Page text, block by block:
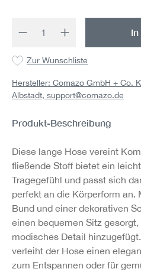
Produkt Anzahl: Gib
Zur Wunschliste
Hersteller: Comazo GmbH + Co.
Albstadt, support@comazo.de
Produkt-Beschreibung
Diese lange Hose vereint
fließende Stoff bietet ein
Tragegefühl und passt sich
perfekt an die Körperform an.
Bund und einer dekorativen
einen bequemen Sitz
modisches Detail
verleiht der Hose einen
zum Entspannen oder für